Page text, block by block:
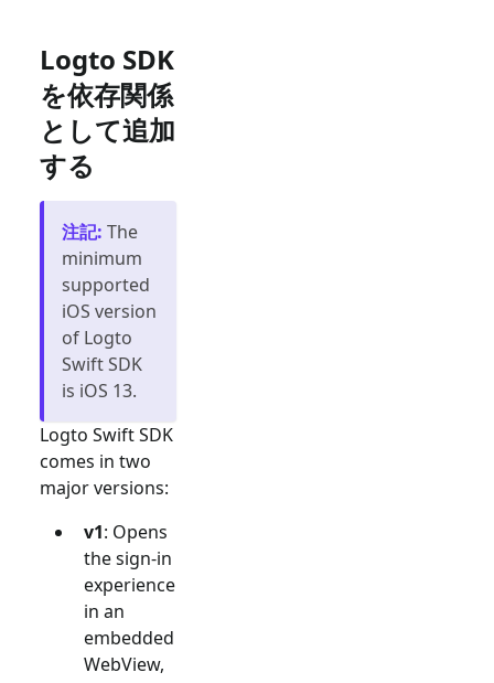
Logto SDK
を依存関係
として追加
する
注記: The
minimum
supported
iOS version
of Logto
Swift SDK
is iOS 13.
Logto Swift SDK
comes in two
major versions:
v1: Opens
the sign-in
experience
in an
embedded
WebView,